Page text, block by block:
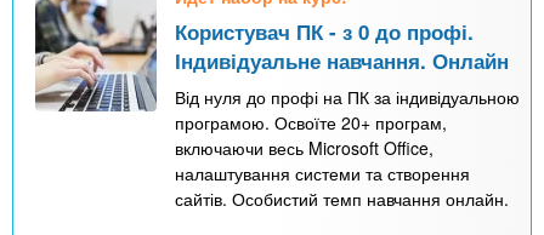
Користувач ПК - з 0 до профі.
Індивідуальне навчання. Онлайн
Від нуля до профі на ПК за індивідуальною
програмою. Освоїте 20+ програм,
включаючи весь Microsoft Office,
налаштування системи та створення
сайтів. Особистий темп навчання онлайн.